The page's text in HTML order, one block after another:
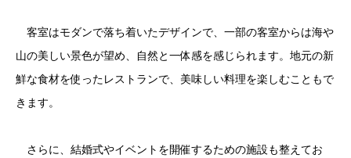
客室はモダンで落ち着いたデザインで、一部の客室からは海や
山の美しい景色が望め、自然と一体感を感じられます。地元の新
鮮な食材を使ったレストランで、美味しい料理を楽しむこともで
きます。
さらに、結婚式やイベントを開催するための施設も整えてお